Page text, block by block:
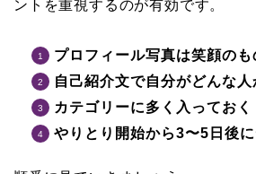
ントを重視するのが有効です。
プロフィール写真は笑顔のも
自己紹介文で自分がどんな
カテゴリーに多く入っておく
やりとり開始から3〜5日後